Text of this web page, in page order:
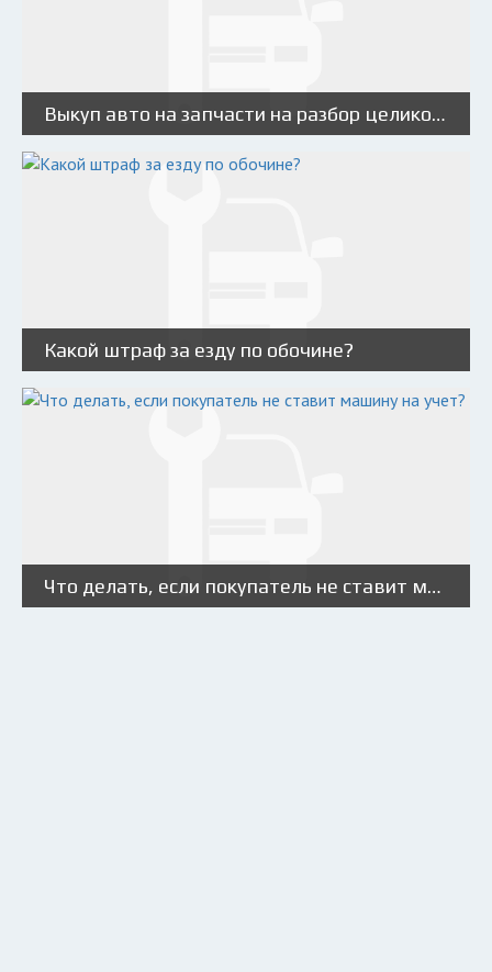
Выкуп авто на запчасти на разбор целиком: особенности процедуры
Какой штраф за езду по обочине?
Что делать, если покупатель не ставит машину на учет?